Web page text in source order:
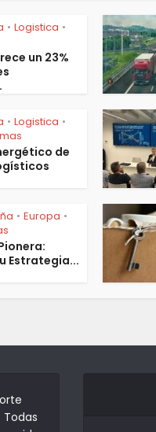
• Logistica •
un 23%
• Logistica •
de
• Europa •
Estrategia...